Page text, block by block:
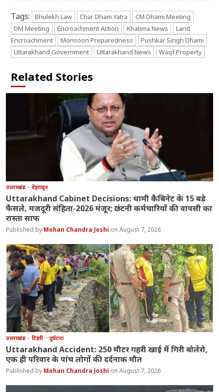
Tags: Bhulekh Law Char Dham Yatra
CM Dhami Meeting
DM Meeting
Encroachment Action Khatima News
Land
Encroachment
Monsoon Preparedness
Pushkar Singh Dhami
Uttarakhand Government
Uttarakhand News Waqf Property
Related Stories
उत्तराखंड देहरादून
Uttarakhand Cabinet Decisions: धामी कैबिनेट के 15 बड़े
फैसले, मजदूरी संहिता-2026 मंजूर; छंटनी कर्मचारियों की वापसी का
रास्ता साफ
Mohan Chandra Joshi August 7, 2026
उत्तराखंड टिहरी दुर्घटना
Uttarakhand Accident: 250 मीटर गहरी खाई में गिरी बोलेरो,
एक ही परिवार के पांच लोगों की दर्दनाक मौत
Mohan Chandra Joshi August 7, 2026